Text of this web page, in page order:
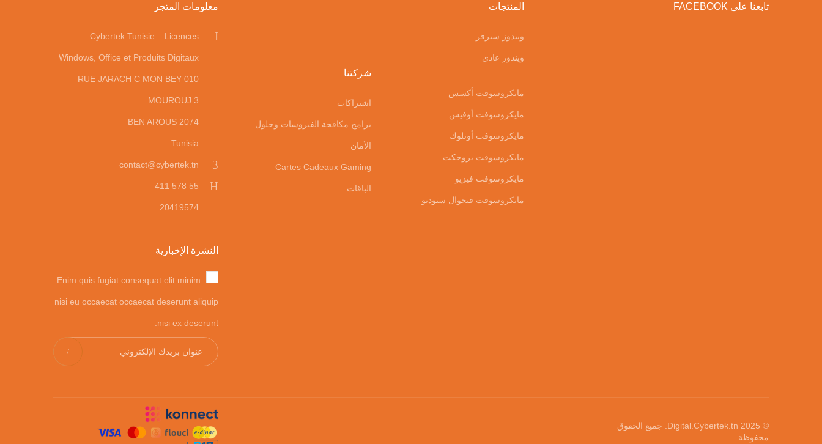
تابعنا على FACEBOOK المنتجات
ويندوز سيرفر
ويندوز عادي
مايكروسوفت أكسس
مايكروسوفت أوفيس
مايكروسوفت أوتلوك
مايكروسوفت بروجكت
مايكروسوفت فيزيو
مايكروسوفت فيجوال ستوديو
شركتنا
اشتراكات
برامج مكافحة الفيروسات وحلول
الأمان
Cartes Cadeaux Gaming
الباقات
معلومات المتجر
Cybertek Tunisie – Licences
Windows, Office et Produits Digitaux
010 RUE JARACH C MON BEY
MOUROUJ 3
2074 BEN AROUS
Tunisia
contact@cybertek.tn
55 578 411
20419574
النشرة الإخبارية
Enim quis fugiat consequat elit minim
nisi eu occaecat occaecat deserunt aliquip
nisi ex deserunt.
© 2025
Digital.Cybertek.tn. جميع الحقوق
محفوظة.